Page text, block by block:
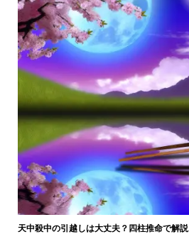
天中殺中の引越しは大丈夫？四柱推命で解説